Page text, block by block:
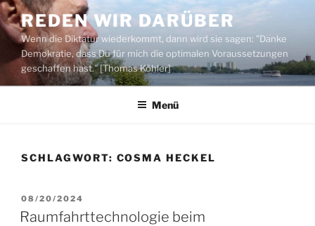
Zum
Inhalt
springen
REDEN WIR DARÜBER
Wenn die Diktatur wiederkommt, dann wird sie sagen: "Danke
Demokratie, dass Du für mich die optimalen Voraussetzungen
geschaffen hast." [Thomas Köhler]
Menü
SCHLAGWORT: COSMA HECKEL
VERÖFFENTLICHT
AM
08/20/2024
Raumfahrttechnologie beim